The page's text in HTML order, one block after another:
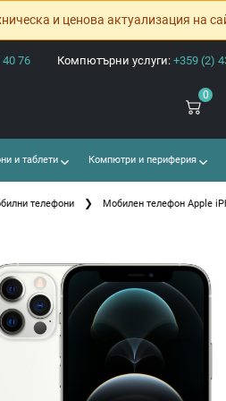
и ценова актуализация на
40 76 Компютърни услуги: +359 (2)
0
и таблети Компютри и периферия
телефони Мобилен телефон Apple